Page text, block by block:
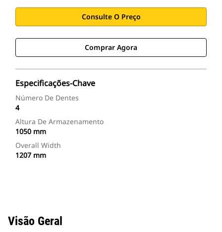
Consulte O Preço
Comprar Agora
Especificações-Chave
Número De Dentes
4
Altura De Armazenamento
1050 mm
Overall Width
1207 mm
Visão Geral